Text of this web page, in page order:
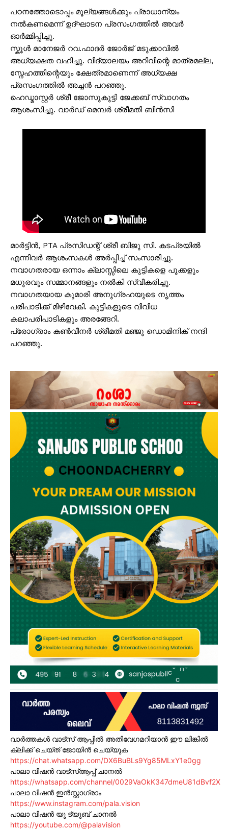
പഠനത്തോടൊപ്പം മൂല്യങ്ങൾക്കും പ്രാധാന്യം
നൽകണമെന്ന് ഉദ്ഘാടന പ്രസംഗത്തിൽ അവർ
ഓർമ്മിപ്പിച്ചു.
സ്കൂൾ മാനേജർ റവ.ഫാദർ ജോർജ് മടുക്കാവിൽ
അധ്യക്ഷത വഹിച്ചു. വിദ്യാലയം അറിവിന്റെ മാത്രമല്ല,
സ്നേഹത്തിന്റെയും ക്ഷേത്രമാണെന്ന് അധ്യക്ഷ
പ്രസംഗത്തിൽ അച്ചൻ പറഞ്ഞു.
ഹെഡ്മാസ്റ്റർ ശ്രീ ജോസുകുട്ടി ജേക്കബ് സ്വാഗതം
ആശംസിച്ചു. വാർഡ് മെമ്പർ ശ്രീമതി ബിൻസി
മാർട്ടിൻ, PTA പ്രസിഡന്റ് ശ്രീ ബിജു സി. കടപ്രയിൽ
എന്നിവർ ആശംസകൾ അർപ്പിച്ച് സംസാരിച്ചു.
നവാഗതരായ ഒന്നാം ക്ലാസ്സിലെ കുട്ടികളെ പൂക്കളും
മധുരവും സമ്മാനങ്ങളും നൽകി സ്വീകരിച്ചു.
നവാഗതയായ കുമാരി അനുഗ്രഹയുടെ നൃത്തം
പരിപാടിക്ക് മിഴിവേകി. കുട്ടികളുടെ വിവിധ
കലാപരിപാടികളും അരങ്ങേറി.
പ്രോഗ്രാം കൺവീനർ ശ്രീമതി മഞ്ജു ഡൊമിനിക് നന്ദി
പറഞ്ഞു.
വാർത്തകൾ വാട്സ് ആപ്പിൽ അതിവേഗമറിയാൻ ഈ ലിങ്കിൽ
ക്ലിക്ക് ചെയ്ത് ജോയിൻ ചെയ്യുക
https://chat.whatsapp.com/DX6BuBLs9Yg85MLxY1e0gg
പാലാ വിഷൻ വാട്സ്ആപ്പ് ചാനൽ
https://whatsapp.com/channel/0029VaOkK347dmeU81dBvf2X
പാലാ വിഷൻ ഇൻസ്റ്റാഗ്രാം
https://www.instagram.com/pala.vision
പാലാ വിഷൻ യൂ ട്യൂബ് ചാനൽ
https://youtube.com/@palavision